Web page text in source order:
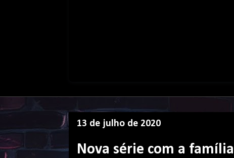
13 de julho de 2020
Nova série com a